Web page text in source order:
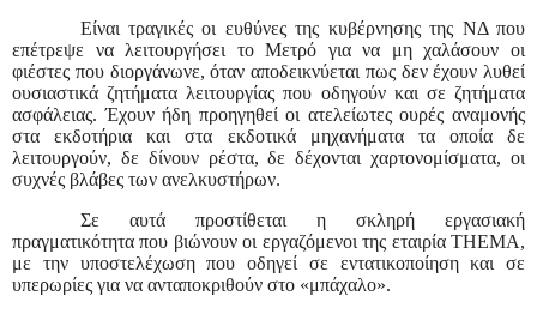
Είναι τραγικές οι ευθύνες της κυβέρνησης της ΝΔ που
επέτρεψε να λειτουργήσει το Μετρό για να μη χαλάσουν οι
φιέστες που διοργάνωνε, όταν αποδεικνύεται πως δεν έχουν λυθεί
ουσιαστικά ζητήματα λειτουργίας που οδηγούν και σε ζητήματα
ασφάλειας. Έχουν ήδη προηγηθεί οι ατελείωτες ουρές αναμονής
στα εκδοτήρια και στα εκδοτικά μηχανήματα τα οποία δε
λειτουργούν, δε δίνουν ρέστα, δε δέχονται χαρτονομίσματα, οι
συχνές βλάβες των ανελκυστήρων.
Σε αυτά προστίθεται η σκληρή εργασιακή
πραγματικότητα που βιώνουν οι εργαζόμενοι της εταιρία THEMA,
με την υποστελέχωση που οδηγεί σε εντατικοποίηση και σε
υπερωρίες για να ανταποκριθούν στο «μπάχαλο».